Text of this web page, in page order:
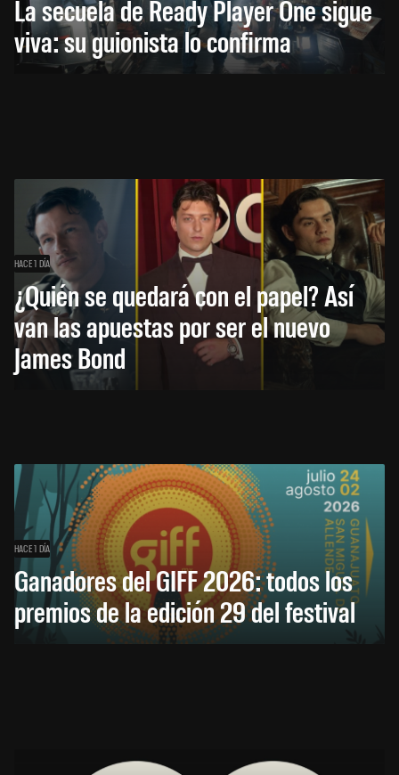
La secuela de Ready Player One sigue
viva: su guionista lo confirma
HACE 1 DÍA
¿Quién se quedará con el papel? Así
van las apuestas por ser el nuevo
James Bond
HACE 1 DÍA
Ganadores del GIFF 2026: todos los
premios de la edición 29 del festival